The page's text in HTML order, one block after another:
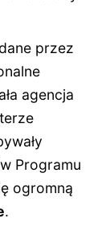
przez
agencja
Programu
ogromną
.